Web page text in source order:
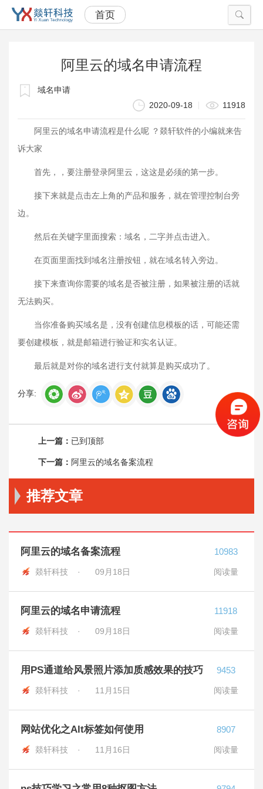
首页
当前位置： 首页 技术部落 阿里云的域名申请流程
阿里云的域名申请流程
域名申请
2020-09-18
11918
阿里云的域名申请流程是什么呢 ？燚轩软件的小编就来告
诉大家
首先，，要注册登录阿里云，这这是必须的第一步。
接下来就是点击左上角的产品和服务，就在管理控制台旁
边。
然后在关键字里面搜索：域名，二字并点击进入。
在页面里面找到域名注册按钮，就在域名转入旁边。
接下来查询你需要的域名是否被注册，如果被注册的话就
无法购买。
当你准备购买域名是，没有创建信息模板的话，可能还需
要创建模板，就是邮箱进行验证和实名认证。
最后就是对你的域名进行支付就算是购买成功了。
分享:
上一篇： 已到顶部
下一篇： 阿里云的域名备案流程
推荐文章
阿里云的域名备案流程
燚轩科技 · 09月18日
10983
阅读量
阿里云的域名申请流程
燚轩科技 · 09月18日
11918
阅读量
用PS通道给风景照片添加质感效果的技巧
燚轩科技 · 11月15日
9453
阅读量
网站优化之Alt标签如何使用
燚轩科技 · 11月16日
8907
阅读量